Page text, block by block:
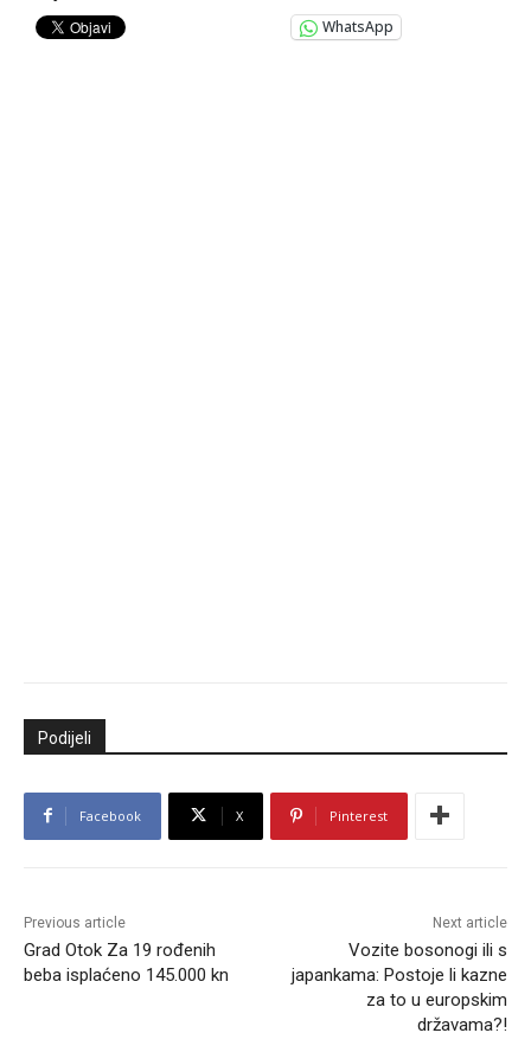
WhatsApp
Podijeli
Facebook X Pinterest
Previous article
Grad Otok Za 19 rođenih
beba isplaćeno 145.000 kn
Next article
Vozite bosonogi ili s
japankama: Postoje li kazne
za to u europskim
državama?!